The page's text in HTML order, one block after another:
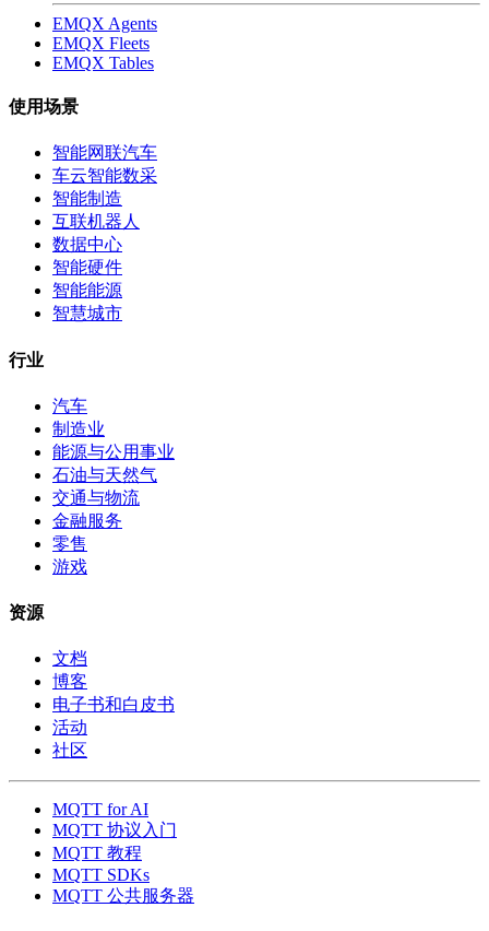
EMQX Agents
EMQX Fleets
EMQX Tables
使用场景
智能网联汽车
车云智能数采
智能制造
互联机器人
数据中心
智能硬件
智能能源
智慧城市
行业
汽车
制造业
能源与公用事业
石油与天然气
交通与物流
金融服务
零售
游戏
资源
文档
博客
电子书和白皮书
活动
社区
MQTT for AI
MQTT 协议入门
MQTT 教程
MQTT SDKs
MQTT 公共服务器